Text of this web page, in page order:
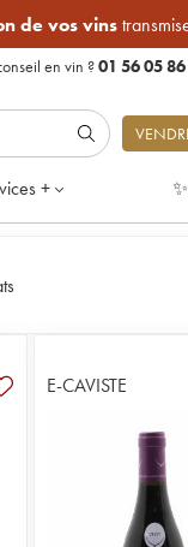
de vos vins
en vin ?01 56 05
+ ✨
E-CAVISTE